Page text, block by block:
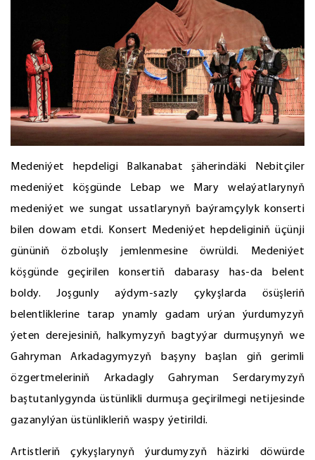
Medeniýet hepdeligi Balkanabat şäherindäki Nebitçiler
medeniýet köşgünde Lebap we Mary welaýatlarynyň
medeniýet we sungat ussatlarynyň baýramçylyk konserti
bilen dowam etdi. Konsert Medeniýet hepdeliginiň üçünji
gününiň özboluşly jemlenmesine öwrüldi. Medeniýet
köşgünde geçirilen konsertiň dabarasy has-da belent
boldy. Joşgunly aýdym-sazly çykyşlarda ösüşleriň
belentliklerine tarap ynamly gadam urýan ýurdumyzyň
ýeten derejesiniň, halkymyzyň bagtyýar durmuşynyň we
Gahryman Arkadagymyzyň başyny başlan giň gerimli
özgertmeleriniň Arkadagly Gahryman Serdarymyzyň
baştutanlygynda üstünlikli durmuşa geçirilmegi netijesinde
gazanylýan üstünlikleriň waspy ýetirildi.
Artistleriň çykyşlarynyň ýurdumyzyň häzirki döwürde